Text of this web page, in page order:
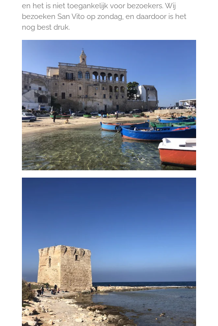
en het is niet toegankelijk voor bezoekers. Wij
bezoeken San Vito op zondag, en daardoor is het
nog best druk.